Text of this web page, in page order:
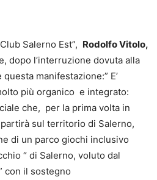
Salerno Est”, Rodolfo Vitolo,
dopo l’interruzione dovuta alla
manifestazione:” E’
più organico e integrato:
che, per la prima volta in
sul territorio di Salerno,
di un parco giochi inclusivo
“ di Salerno, voluto dal
con il sostegno